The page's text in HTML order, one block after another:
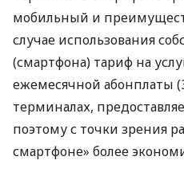
мобильный и
случае использования
(смартфона) тариф на
ежемесячной абонплаты
терминалах,
поэтому с точки зрения
смартфоне» более